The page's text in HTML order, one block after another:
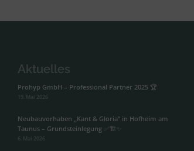
Aktuelles
Prohyp GmbH – Professional Partner 2025 🏆
19. Mai 2026
Neubauvorhaben „Kant & Gloria“ in Hofheim am
Taunus – Grundsteinlegung ✅🏗️✨
6. Mai 2026